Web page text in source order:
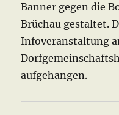
Banner gegen die
Brüchau gestaltet.
Infoveranstaltung
aufgehangen.